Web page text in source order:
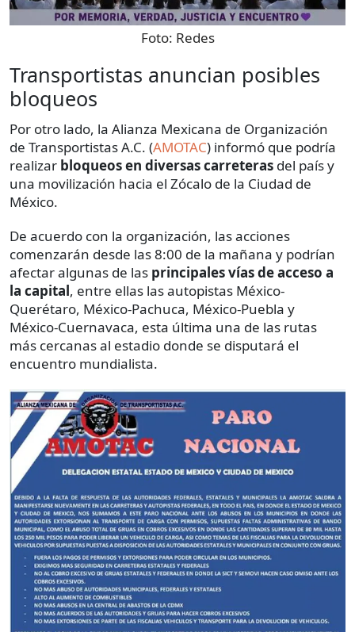
Foto: Redes
Transportistas anuncian posibles
bloqueos
Por otro lado, la Alianza Mexicana de Organización
de Transportistas A.C. (AMOTAC) informó que podría
realizar bloqueos en diversas carreteras del país y
una movilización hacia el Zócalo de la Ciudad de
México.
De acuerdo con la organización, las acciones
comenzarán desde las 8:00 de la mañana y podrían
afectar algunas de las principales vías de acceso a
la capital, entre ellas las autopistas México-
Querétaro, México-Pachuca, México-Puebla y
México-Cuernavaca, esta última una de las rutas
más cercanas al estadio donde se disputará el
encuentro mundialista.